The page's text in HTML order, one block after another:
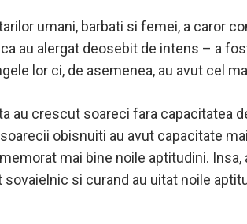
umani, barbati si femei, a caror
au alergat deosebit de intens – a
lor ci, de asemenea, au avut cel
au crescut soareci fara capacitatea
soarecii obisnuiti au avut capacitate
mai bine noile aptitudini.
si curand au uitat noile